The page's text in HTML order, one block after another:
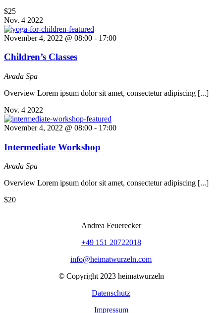
$25
Nov. 4 2022
November 4, 2022 @ 08:00 - 17:00
Children’s Classes
Avada Spa
Overview Lorem ipsum dolor sit amet, consectetur adipiscing [...]
Nov. 4 2022
November 4, 2022 @ 08:00 - 17:00
Intermediate Workshop
Avada Spa
Overview Lorem ipsum dolor sit amet, consectetur adipiscing [...]
$20
Andrea Feuerecker
+49 151 20722018
info@heimatwurzeln.com
© Copyright 2023 heimatwurzeln
Datenschutz
Impressum